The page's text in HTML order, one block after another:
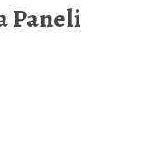
Paneli